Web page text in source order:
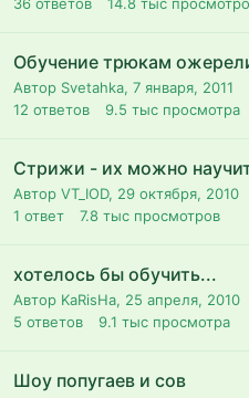
Обучение трюкам
Автор Svetahka, 7 января, 2011
12 ответов 9.5 тыс просмотра
Стрижи - их можно
Автор VT_IOD, 29 октября, 2010
1 ответ 7.8 тыс просмотров
хотелось бы обучить...
Автор KaRisHa, 25 апреля, 2010
5 ответов 9.1 тыс просмотра
Шоу попугаев и сов